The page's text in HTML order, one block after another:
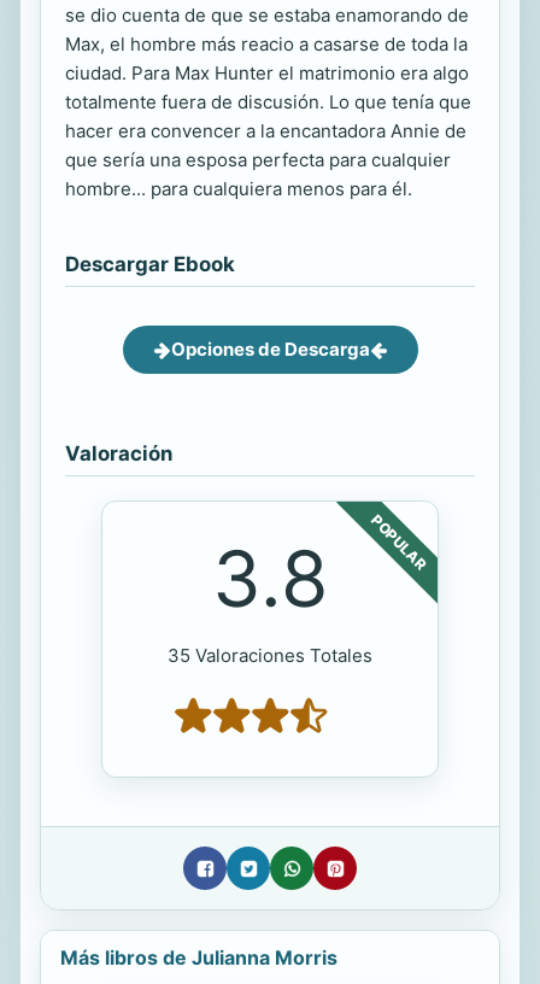
se dio cuenta de que se estaba enamorando de
Max, el hombre más reacio a casarse de toda la
ciudad. Para Max Hunter el matrimonio era algo
totalmente fuera de discusión. Lo que tenía que
hacer era convencer a la encantadora Annie de
que sería una esposa perfecta para cualquier
hombre... para cualquiera menos para él.
Descargar Ebook
Opciones de Descarga
Valoración
POPULAR
3.8
35 Valoraciones Totales
Más libros de Julianna Morris